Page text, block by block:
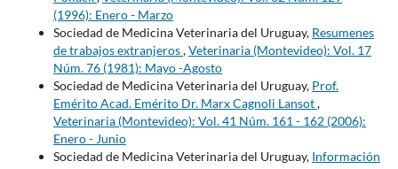
(1996): Enero - Marzo
Sociedad de Medicina Veterinaria del Uruguay, Resumenes
de trabajos extranjeros,Veterinaria (Montevideo): Vol. 17
Núm. 76 (1981): Mayo -Agosto
Sociedad de Medicina Veterinaria del Uruguay, Prof.
Emérito Acad. Emérito Dr. Marx Cagnoli Lansot,
Veterinaria (Montevideo): Vol. 41 Núm. 161 - 162 (2006):
Enero - Junio
Sociedad de Medicina Veterinaria del Uruguay, Información